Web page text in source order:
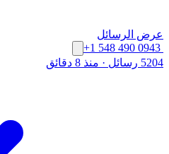
عرض الرسائل
+1 548 490 0943
5204 رسائل
· منذ 8 دقائق